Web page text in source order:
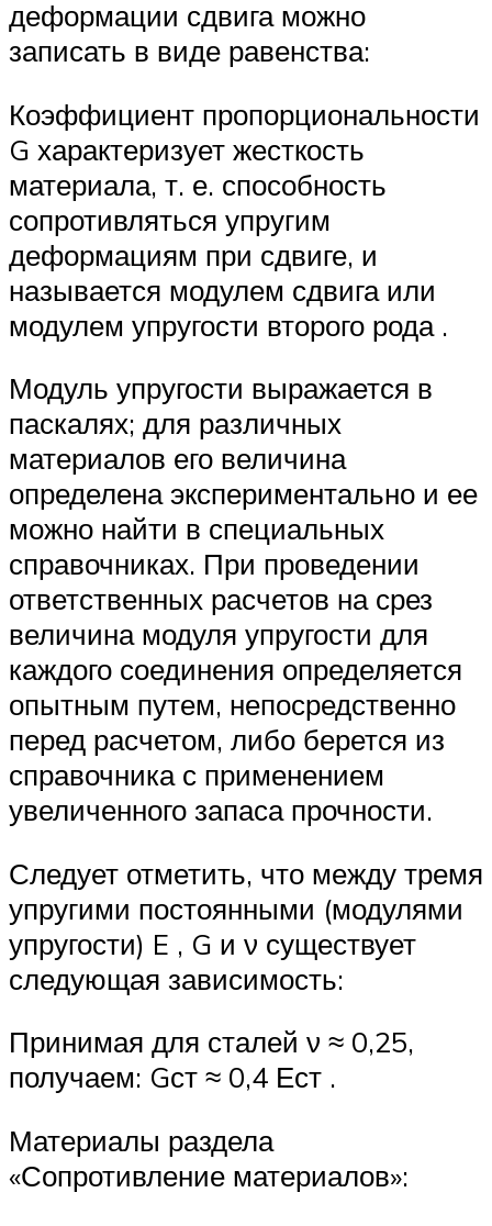
деформации сдвига можно
записать в виде равенства:
Коэффициент пропорциональности
G характеризует жесткость
материала, т. е. способность
сопротивляться упругим
деформациям при сдвиге, и
называется модулем сдвига или
модулем упругости второго рода .
Модуль упругости выражается в
паскалях; для различных
материалов его величина
определена экспериментально и ее
можно найти в специальных
справочниках. При проведении
ответственных расчетов на срез
величина модуля упругости для
каждого соединения определяется
опытным путем, непосредственно
перед расчетом, либо берется из
справочника с применением
увеличенного запаса прочности.
Следует отметить, что между тремя
упругими постоянными (модулями
упругости) E , G и ν существует
следующая зависимость:
Принимая для сталей ν ≈ 0,25,
получаем: Gст ≈ 0,4 Ест .
Материалы раздела
«Сопротивление материалов»: